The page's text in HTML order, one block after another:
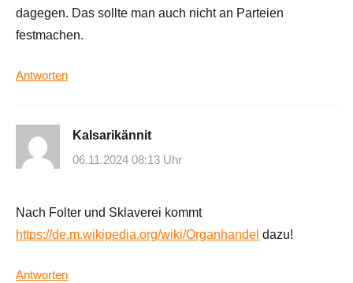
dagegen. Das sollte man auch nicht an Parteien
festmachen.
Antworten
Kalsarikännit
06.11.2024 08:13 Uhr
Nach Folter und Sklaverei kommt
https://de.m.wikipedia.org/wiki/Organhandel dazu!
Antworten